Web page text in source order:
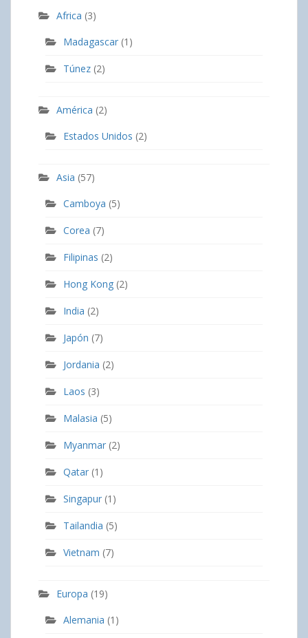
Africa (3)
Madagascar (1)
Túnez (2)
América (2)
Estados Unidos (2)
Asia (57)
Camboya (5)
Corea (7)
Filipinas (2)
Hong Kong (2)
India (2)
Japón (7)
Jordania (2)
Laos (3)
Malasia (5)
Myanmar (2)
Qatar (1)
Singapur (1)
Tailandia (5)
Vietnam (7)
Europa (19)
Alemania (1)